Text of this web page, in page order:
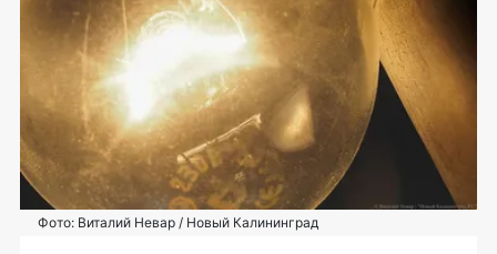
Фото: Виталий Невар / Новый Калининград